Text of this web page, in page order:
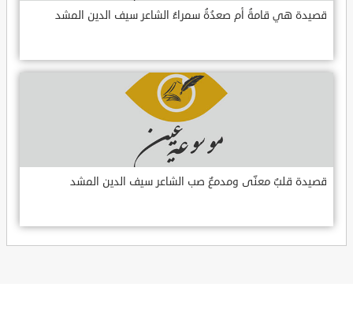
قصيدة هي قامةُ أم صعدُةُ سمراءُ الشاعر سيف الدين المشد
قصيدة قلبٌ معنّى ومدمعٌ صب الشاعر سيف الدين المشد